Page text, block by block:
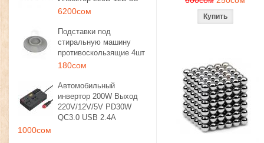
6200сом
Подставки под
стиральную машину
противоскользящие 4шт
180сом
Автомобильный
инвертор 200W Выход
220V/12V/5V PD30W
QC3.0 USB 2.4A
1000сом